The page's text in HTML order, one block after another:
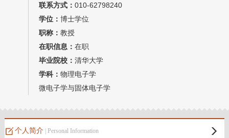
联系方式： 010-62798240
学位： 博士学位
职称： 教授
在职信息： 在职
毕业院校： 清华大学
学科： 物理电子学
微电子学与固体电子学
个人简介| Personal Information